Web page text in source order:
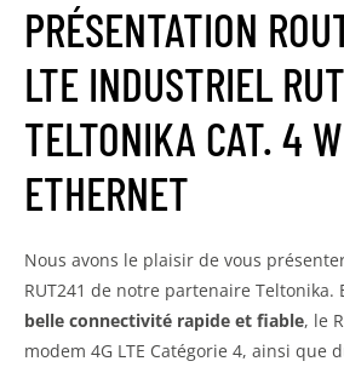
PRÉSENTATION
LTE INDUSTRIEL
TELTONIKA CAT. 4
ETHERNET
Nous avons le plaisir de vous
RUT241 de notre partenaire Teltonika.
belle connectivité rapide et fiable, le
modem 4G LTE Catégorie 4, ainsi que